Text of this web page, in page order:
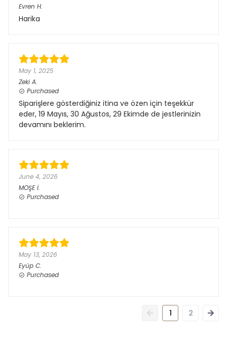
Evren H.
Harika
May 1, 2025
Zeki A.
Purchased
Siparişlere gösterdiğiniz itina ve özen için teşekkür
eder, 19 Mayıs, 30 Ağustos, 29 Ekimde de jestlerinizin
devamını beklerim.
June 4, 2026
MOŞE İ.
Purchased
May 13, 2026
Eyüp C.
Purchased
1 2